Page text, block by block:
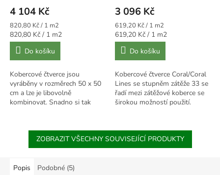
4 104 Kč
Měrná
cena:
820,80 Kč / 1 m2
Měrná
cena:
820,80 Kč / 1 m2
Do košíku
Kobercové čtverce jsou
vyráběny v rozměrech 50 x 50
cm a lze je libovolně
kombinovat. Snadno si tak
3 096 Kč
Měrná
cena:
619,20 Kč / 1 m2
Měrná
cena:
619,20 Kč / 1 m2
Do košíku
Kobercové čtverce Coral/Coral
Lines se stupněm zátěže 33 se
řadí mezi zátěžové koberce se
širokou možností použití.
ZOBRAZIT VŠECHNY SOUVISEJÍCÍ PRODUKTY
Popis Podobné (5)